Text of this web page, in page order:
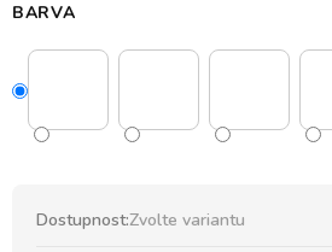
BARVA
Dostupnost:Zvolte variantu